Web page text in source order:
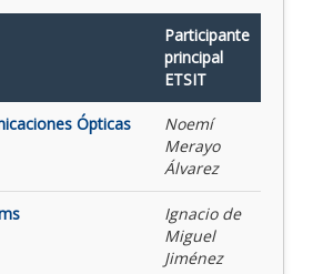
Participante
principal
ETSIT
Ópticas
Noemí
Merayo
Álvarez
Ignacio de
Miguel
Jiménez